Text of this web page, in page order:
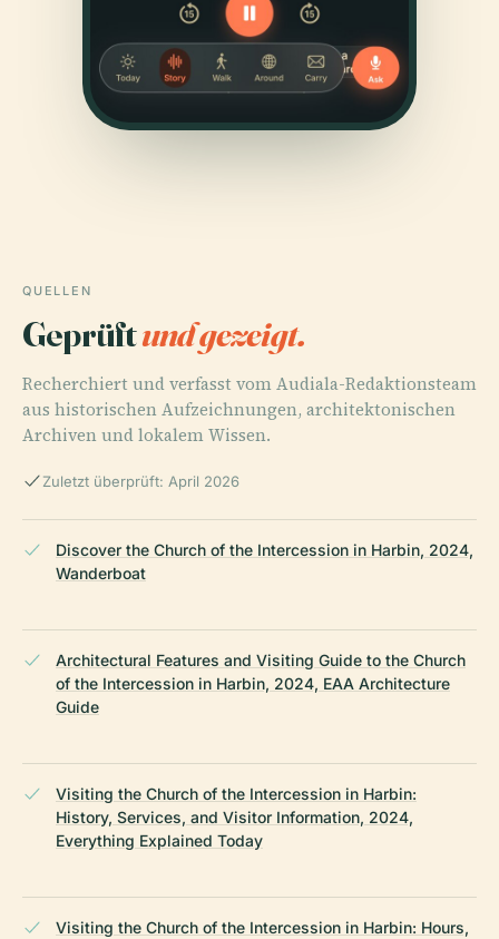
QUELLEN
Geprüftund gezeigt.
Recherchiert und verfasst vom Audiala-Redaktionsteam
aus historischen Aufzeichnungen, architektonischen
Archiven und lokalem Wissen.
Zuletzt überprüft: April 2026
Discover the Church of the Intercession in Harbin, 2024,
Wanderboat
Architectural Features and Visiting Guide to the Church
of the Intercession in Harbin, 2024, EAA Architecture
Guide
Visiting the Church of the Intercession in Harbin:
History, Services, and Visitor Information, 2024,
Everything Explained Today
Visiting the Church of the Intercession in Harbin: Hours,